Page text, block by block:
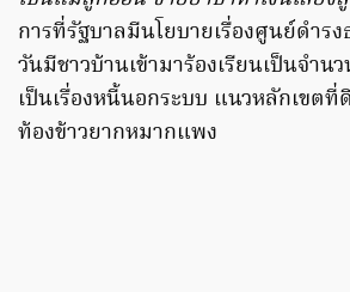
การที่รัฐบาลมีนโยบายเรื่องศูนย์ดำร
วันมีชาวบ้านเข้ามาร้องเรียนเป็นจำ
เป็นเรื่องหนี้นอกระบบ แนวหลักเขต
ท้องข้าวยากหมากแพง